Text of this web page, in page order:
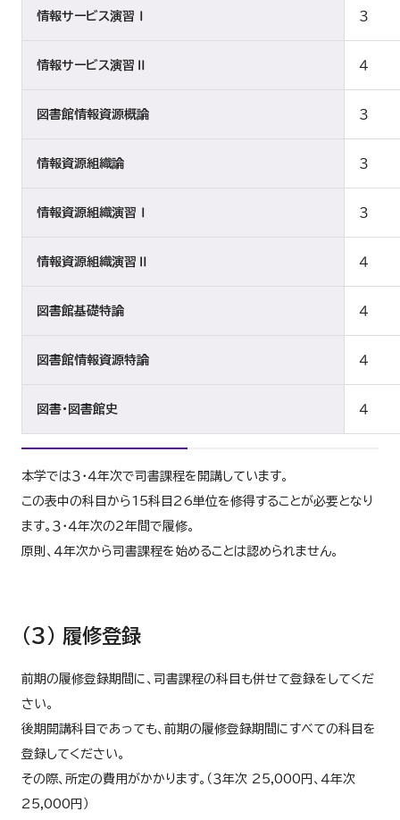
情報サービス演習Ⅰ ３
情報サービス演習Ⅱ ４
図書館情報資源概論 ３
情報資源組織論 ３
情報資源組織演習Ⅰ ３
情報資源組織演習Ⅱ ４
図書館基礎特論 ４
図書館情報資源特論 ４
図書・図書館史 ４
本学では３・４年次で司書課程を開講しています。
この表中の科目から15科目26単位を修得することが必要となり
ます。３・４年次の２年間で履修。
原則、４年次から司書課程を始めることは認められません。
（３） 履修登録
前期の履修登録期間に、司書課程の科目も併せて登録をしてくだ
さい。
後期開講科目であっても、前期の履修登録期間にすべての科目を
登録してください。
その際、所定の費用がかかります。（３年次 25,000円、４年次
25,000円）